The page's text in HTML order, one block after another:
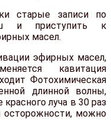
старые записи по
и приступить к
масел.
эфирных масел,
кавитация
Фотохимическая
длинной волны,
луча в 30 раз
осторожности, можно